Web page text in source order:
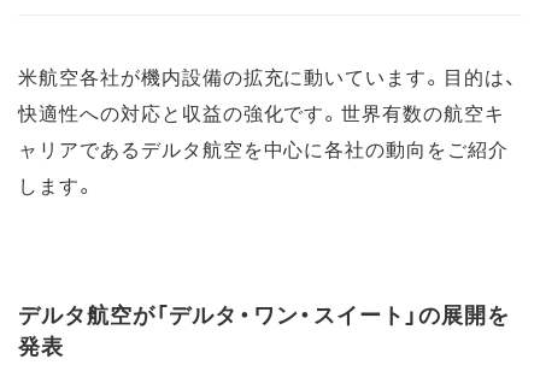
米航空各社が機内設備の拡充に動いています。目的は、
快適性への対応と収益の強化です。世界有数の航空キ
ャリアであるデルタ航空を中心に各社の動向をご紹介
します。
デルタ航空が「デルタ・ワン・スイート」の展開を
発表